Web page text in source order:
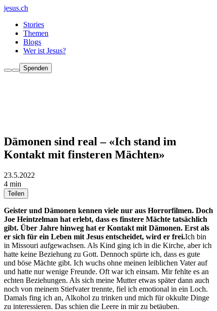
jesus.ch
Stories
Themen
Blogs
Wer ist Jesus?
Spenden
Dämonen sind real – «Ich stand im
Kontakt mit finsteren Mächten»
23.5.2022
4 min
Teilen
Geister und Dämonen kennen viele nur aus Horrorfilmen. Doch
Joe Heintzelman hat erlebt, dass es finstere Mächte tatsächlich
gibt. Über Jahre hinweg hat er Kontakt mit Dämonen. Erst als
er sich für ein Leben mit Jesus entscheidet, wird er frei.Ich bin
in Missouri aufgewachsen. Als Kind ging ich in die Kirche, aber ich
hatte keine Beziehung zu Gott. Dennoch spürte ich, dass es gute
und böse Mächte gibt. Ich wuchs ohne meinen leiblichen Vater auf
und hatte nur wenige Freunde. Oft war ich einsam. Mir fehlte es an
echten Beziehungen. Als sich meine Mutter etwas später dann auch
noch von meinem Stiefvater trennte, fiel ich emotional in ein Loch.
Damals fing ich an, Alkohol zu trinken und mich für okkulte Dinge
zu interessieren. Das schien die Leere in mir zu betäuben.